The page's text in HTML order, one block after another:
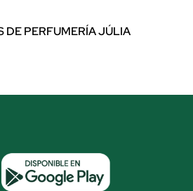
DE PERFUMERÍA JÚLIA